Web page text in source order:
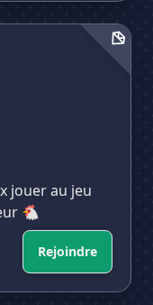
jouer au jeu
🐔
Rejoindre